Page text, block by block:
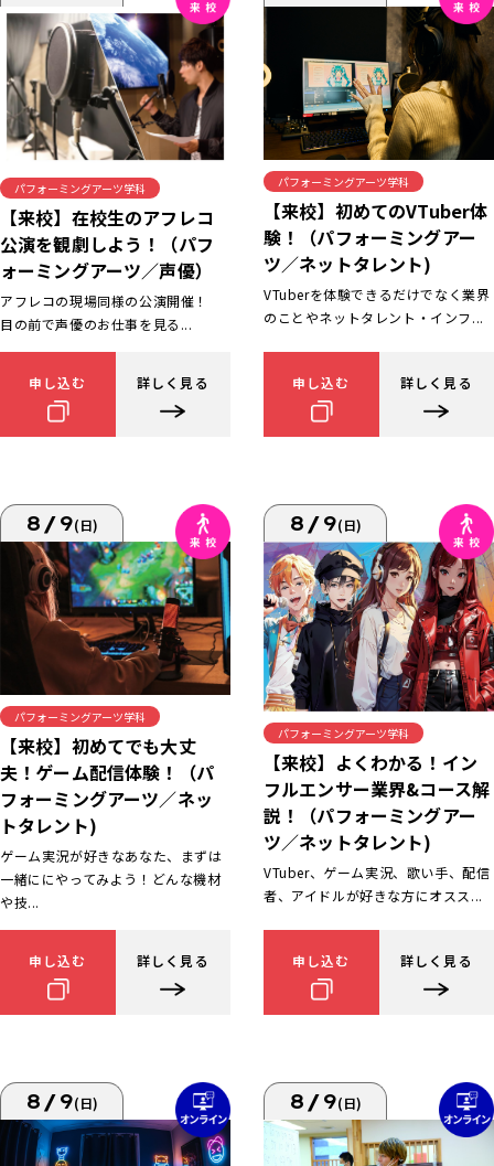
パフォーミングアーツ学科
【来校】在校生のアフレコ
公演を観劇しよう！（パフ
ォーミングアーツ／声優）
アフレコの現場同様の公演開催！
目の前で声優のお仕事を見る...
申し込む 詳しく見る
パフォーミングアーツ学科
【来校】初めてのVTuber体
験！（パフォーミングアー
ツ／ネットタレント)
VTuberを体験できるだけでなく業界
のことやネットタレント・インフ...
申し込む 詳しく見る
8/9(日)
パフォーミングアーツ学科
【来校】初めてでも大丈
夫！ゲーム配信体験！（パ
フォーミングアーツ／ネッ
トタレント)
ゲーム実況が好きなあなた、まずは
一緒ににやってみよう！どんな機材
や技...
申し込む 詳しく見る
8/9(日)
パフォーミングアーツ学科
【来校】よくわかる！イン
フルエンサー業界&コース解
説！（パフォーミングアー
ツ／ネットタレント)
VTuber、ゲーム実況、歌い手、配信
者、アイドルが好きな方にオスス...
申し込む 詳しく見る
8/9(日) 8/9(日)